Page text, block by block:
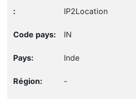
IP2Location
IN
Inde
-